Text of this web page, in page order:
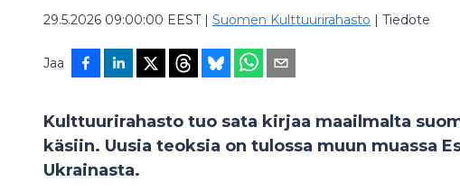
29.5.2026 09:00:00 EEST| Suomen Kulttuurirahasto | Tiedote
Jaa
Kulttuurirahasto tuo sata kirjaa maailmalta
käsiin. Uusia teoksia on tulossa muun muassa
Ukrainasta.